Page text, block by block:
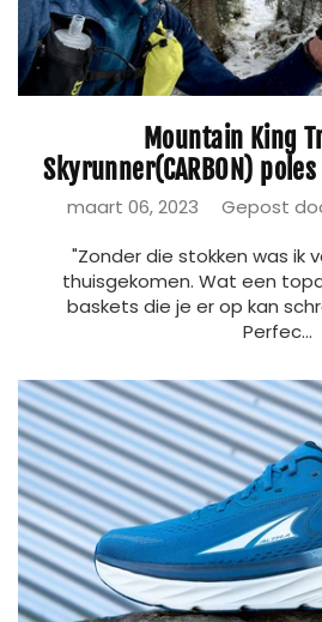
Mountain King
Skyrunner(CARBON)
maart 06, 2023 Gepost
"Zonder die stokken was ik
thuisgekomen. Wat een
baskets die je er op kan
Perfec...